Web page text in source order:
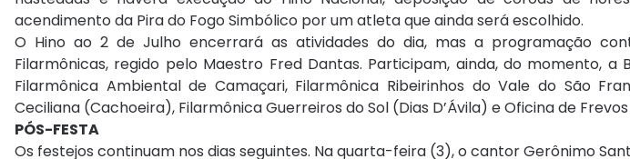
acendimento da Pira do Fogo Simbólico por um atleta que ainda será escolhido.
O Hino ao 2 de Julho encerrará as atividades do dia, mas a programação
Filarmônicas, regido pelo Maestro Fred Dantas. Participam, ainda, do momento, a
Filarmônica Ambiental de Camaçari, Filarmônica Ribeirinhos do Vale do São
Ceciliana (Cachoeira), Filarmônica Guerreiros do Sol (Dias D’Ávila) e Oficina de
PÓS-FESTA
Os festejos continuam nos dias seguintes. Na quarta-feira (3), o cantor Gerônimo